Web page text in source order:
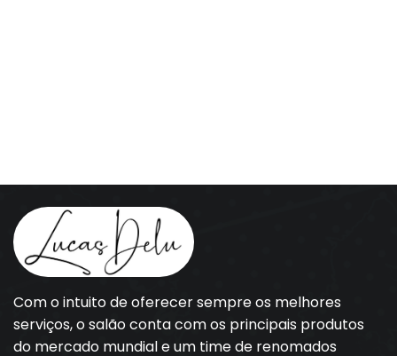
Com o intuito de oferecer sempre os melhores
serviços, o salão conta com os principais produtos
do mercado mundial e um time de renomados